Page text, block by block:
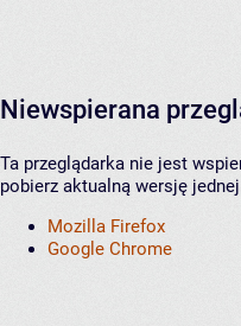
Niewspierana
Ta przeglądarka nie jest
pobierz aktualną wersję
Mozilla Firefox
Google Chrome